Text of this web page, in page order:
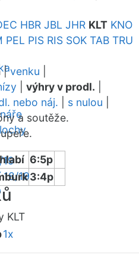
19
19
HBR JBL JHR KLT KNO
PEL PIS RIS SOK TAB TRU
|venku
výhry v prodl.
nebo náj. s nulou
a soutěže.
6:5p
3:4p
KLT
1x